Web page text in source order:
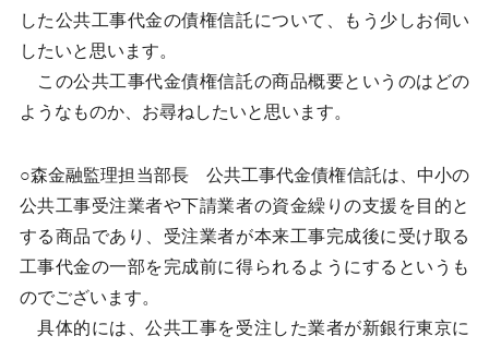
した公共工事代金の債権信託について、もう少しお伺い
したいと思います。
この公共工事代金債権信託の商品概要というのはどの
ようなものか、お尋ねしたいと思います。
○森金融監理担当部長 公共工事代金債権信託は、中小の
公共工事受注業者や下請業者の資金繰りの支援を目的と
する商品であり、受注業者が本来工事完成後に受け取る
工事代金の一部を完成前に得られるようにするというも
のでございます。
具体的には、公共工事を受注した業者が新銀行東京に